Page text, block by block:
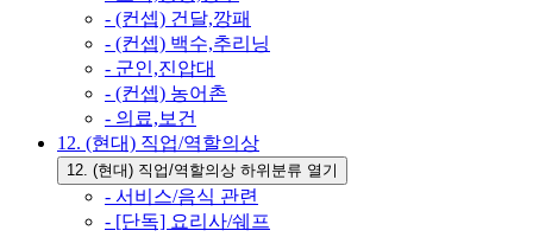
- (컨셉) 건달,깡패
- (컨셉) 백수,추리닝
- 군인,진압대
- (컨셉) 농어촌
- 의료,보건
12. (현대) 직업/역할의상
12. (현대) 직업/역할의상 하위분류 열기
- 서비스/음식 관련
- [단독] 요리사/쉐프